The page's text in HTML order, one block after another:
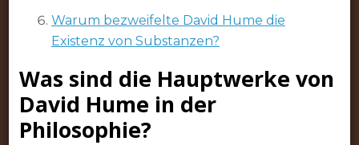
Warum bezweifelte David Hume die
Existenz von Substanzen?
Was sind die Hauptwerke von
David Hume in der
Philosophie?